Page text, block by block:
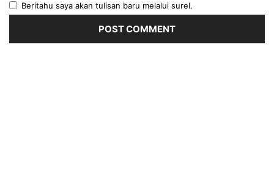
Beritahu saya akan tulisan baru melalui surel.